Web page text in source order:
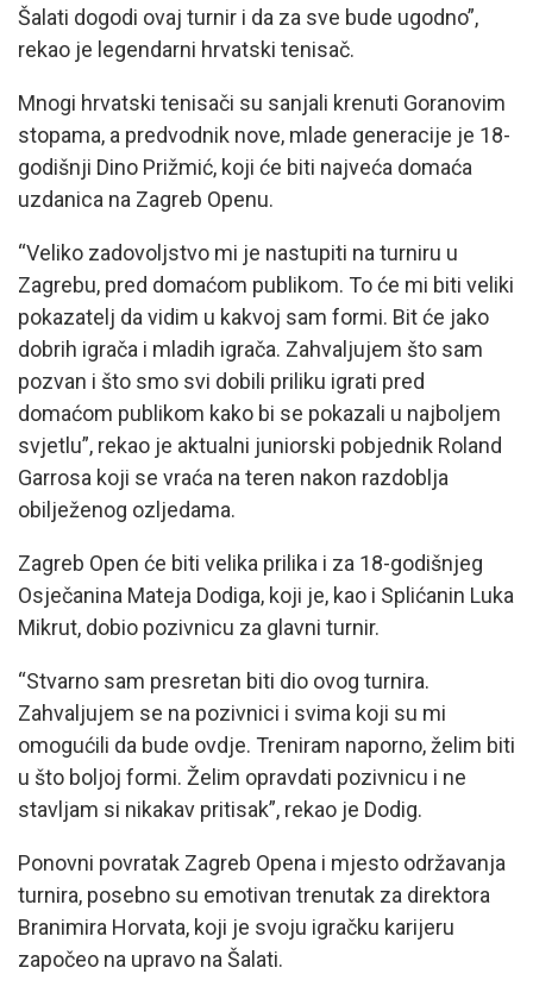
Šalati dogodi ovaj turnir i da za sve bude ugodno”,
rekao je legendarni hrvatski tenisač.
Mnogi hrvatski tenisači su sanjali krenuti Goranovim
stopama, a predvodnik nove, mlade generacije je 18-
godišnji Dino Prižmić, koji će biti najveća domaća
uzdanica na Zagreb Openu.
“Veliko zadovoljstvo mi je nastupiti na turniru u
Zagrebu, pred domaćom publikom. To će mi biti veliki
pokazatelj da vidim u kakvoj sam formi. Bit će jako
dobrih igrača i mladih igrača. Zahvaljujem što sam
pozvan i što smo svi dobili priliku igrati pred
domaćom publikom kako bi se pokazali u najboljem
svjetlu”, rekao je aktualni juniorski pobjednik Roland
Garrosa koji se vraća na teren nakon razdoblja
obilježenog ozljedama.
Zagreb Open će biti velika prilika i za 18-godišnjeg
Osječanina Mateja Dodiga, koji je, kao i Splićanin Luka
Mikrut, dobio pozivnicu za glavni turnir.
“Stvarno sam presretan biti dio ovog turnira.
Zahvaljujem se na pozivnici i svima koji su mi
omogućili da bude ovdje. Treniram naporno, želim biti
u što boljoj formi. Želim opravdati pozivnicu i ne
stavljam si nikakav pritisak”, rekao je Dodig.
Ponovni povratak Zagreb Opena i mjesto održavanja
turnira, posebno su emotivan trenutak za direktora
Branimira Horvata, koji je svoju igračku karijeru
započeo na upravo na Šalati.